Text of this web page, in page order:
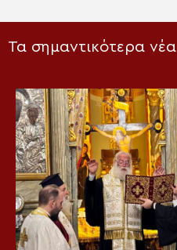
Τα σημαντικότερα νέα